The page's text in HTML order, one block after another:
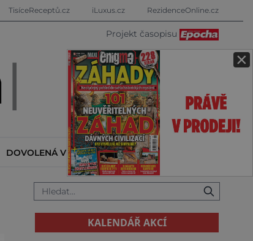
×
TisíceReceptů.cz iLuxus.cz RezidenceOnline.cz
Projekt časopisu
DOVOLENÁ V ZAHRANIČÍ KALENDÁŘ AKCÍ
KALENDÁŘ AKCÍ